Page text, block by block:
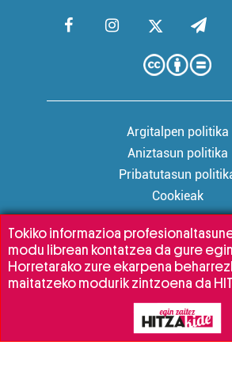
Argitalpen politika
Aniztasun politika
Pribatutasun
Cookieak
Babesleak:
Tokiko informazioa
modu librean kontatzea da gure
Horretarako zure ekarpena
maitatzeko modurik zintzoena da